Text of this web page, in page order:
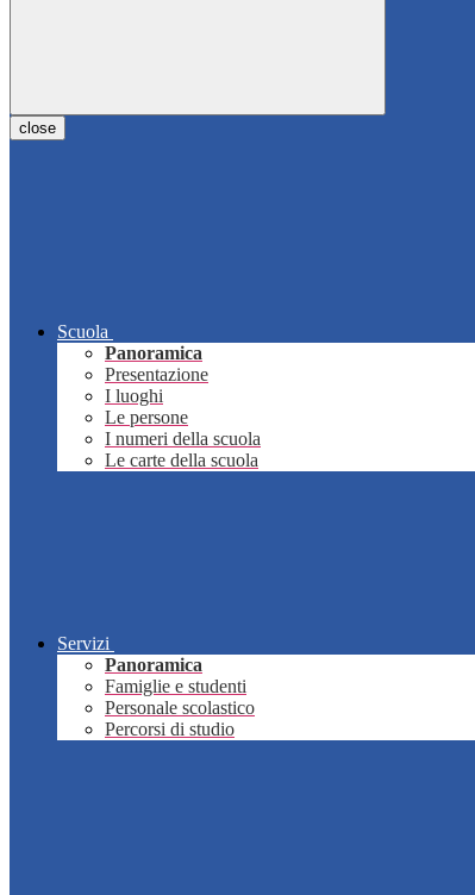
close
Scuola
Panoramica
Presentazione
I luoghi
Le persone
I numeri della scuola
Le carte della scuola
Servizi
Panoramica
Famiglie e studenti
Personale scolastico
Percorsi di studio